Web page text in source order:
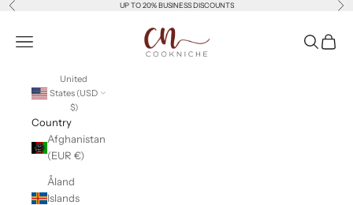
Skip to content
Previous UP TO 20% BUSINESS DISCOUNTS
Cookniche
Open navigation menu OpenOpen
United
States (USD
$)
Country
Afghanistan
(EUR €)
Åland
Islands